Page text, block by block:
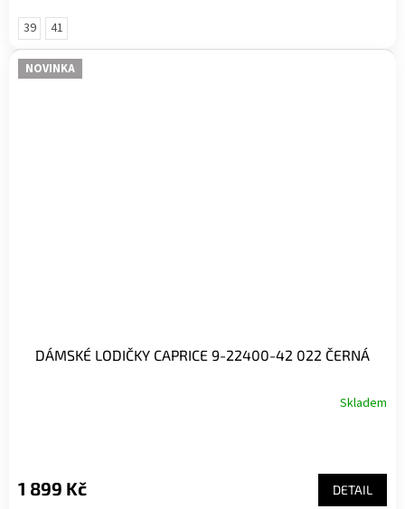
39 41
NOVINKA
DÁMSKÉ LODIČKY CAPRICE 9-22400-42 022 ČERNÁ
Skladem
1 899 Kč DETAIL